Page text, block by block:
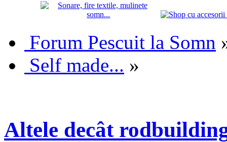
Forum Pescuit la Somn
Self made... »
Altele decât